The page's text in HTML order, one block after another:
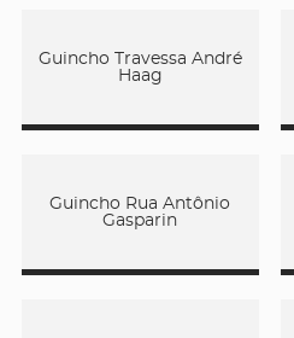
Guincho Travessa André
Haag
Guincho Rua Antônio
Gasparin